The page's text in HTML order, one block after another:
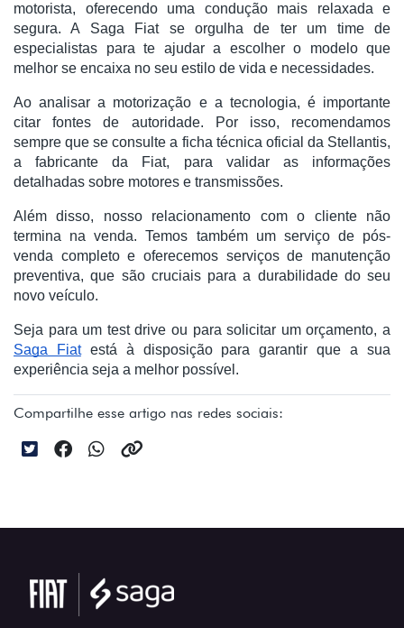
motorista, oferecendo uma condução mais relaxada e
segura. A Saga Fiat se orgulha de ter um time de
especialistas para te ajudar a escolher o modelo que
melhor se encaixa no seu estilo de vida e necessidades.
Ao analisar a motorização e a tecnologia, é importante
citar fontes de autoridade. Por isso, recomendamos
sempre que se consulte a ficha técnica oficial da Stellantis,
a fabricante da Fiat, para validar as informações
detalhadas sobre motores e transmissões.
Além disso, nosso relacionamento com o cliente não
termina na venda. Temos também um serviço de pós-
venda completo e oferecemos serviços de manutenção
preventiva, que são cruciais para a durabilidade do seu
novo veículo.
Seja para um test drive ou para solicitar um orçamento, a
Saga Fiatestá à disposição para garantir que a sua
experiência seja a melhor possível.
Compartilhe esse artigo nas redes sociais: